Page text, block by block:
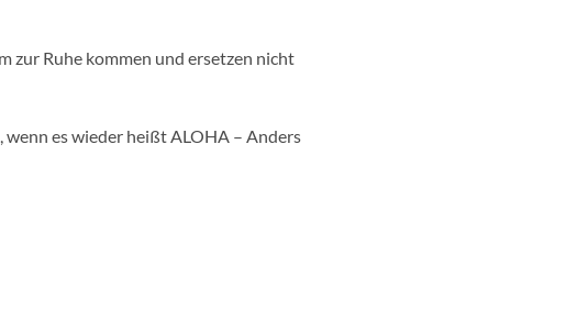
zur Ruhe kommen und ersetzen nicht
es wieder heißt ALOHA – Anders